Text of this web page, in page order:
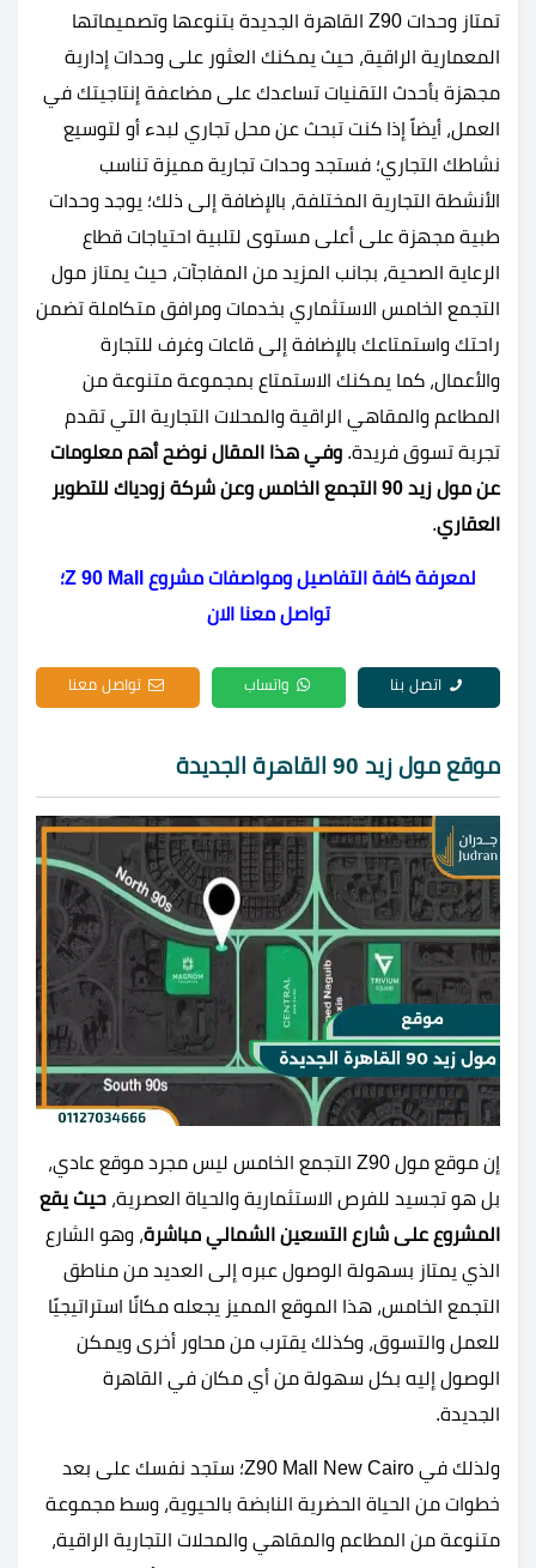
تمتاز وحدات Z90 القاهرة الجديدة بتنوعها وتصميماتها
المعمارية الراقية، حيث يمكنك العثور على وحدات إدارية
مجهزة بأحدث التقنيات تساعدك على مضاعفة إنتاجيتك في
العمل، أيضاً إذا كنت تبحث عن محل تجاري لبدء أو لتوسيع
نشاطك التجاري؛ فستجد وحدات تجارية مميزة تناسب
الأنشطة التجارية المختلفة، بالإضافة إلى ذلك؛ يوجد وحدات
طبية مجهزة على أعلى مستوى لتلبية احتياجات قطاع
الرعاية الصحية، بجانب المزيد من المفاجآت، حيث يمتاز مول
التجمع الخامس الاستثماري بخدمات ومرافق متكاملة تضمن
راحتك واستمتاعك بالإضافة إلى قاعات وغرف للتجارة
والأعمال، كما يمكنك الاستمتاع بمجموعة متنوعة من
المطاعم والمقاهي الراقية والمحلات التجارية التي تقدم
تجربة تسوق فريدة. وفي هذا المقال نوضح أهم معلومات
عن مول زيد 90 التجمع الخامس وعن شركة زودياك للتطوير
العقاري.
لمعرفة كافة التفاصيل ومواصفات مشروع Z 90 Mall؛
تواصل معنا الان
اتصل بنا واتساب تواصل معنا
موقع مول زيد 90 القاهرة الجديدة
إن موقع مول Z90 التجمع الخامس ليس مجرد موقع عادي،
بل هو تجسيد للفرص الاستثمارية والحياة العصرية، حيث يقع
المشروع على شارع التسعين الشمالي مباشرة، وهو الشارع
الذي يمتاز بسهولة الوصول عبره إلى العديد من مناطق
التجمع الخامس، هذا الموقع المميز يجعله مكانًا استراتيجيًا
للعمل والتسوق، وكذلك يقترب من محاور أخرى ويمكن
الوصول إليه بكل سهولة من أي مكان في القاهرة
الجديدة.
ولذلك في Z90 Mall New Cairo؛ ستجد نفسك على بعد
خطوات من الحياة الحضرية النابضة بالحيوية، وسط مجموعة
متنوعة من المطاعم والمقاهي والمحلات التجارية الراقية،